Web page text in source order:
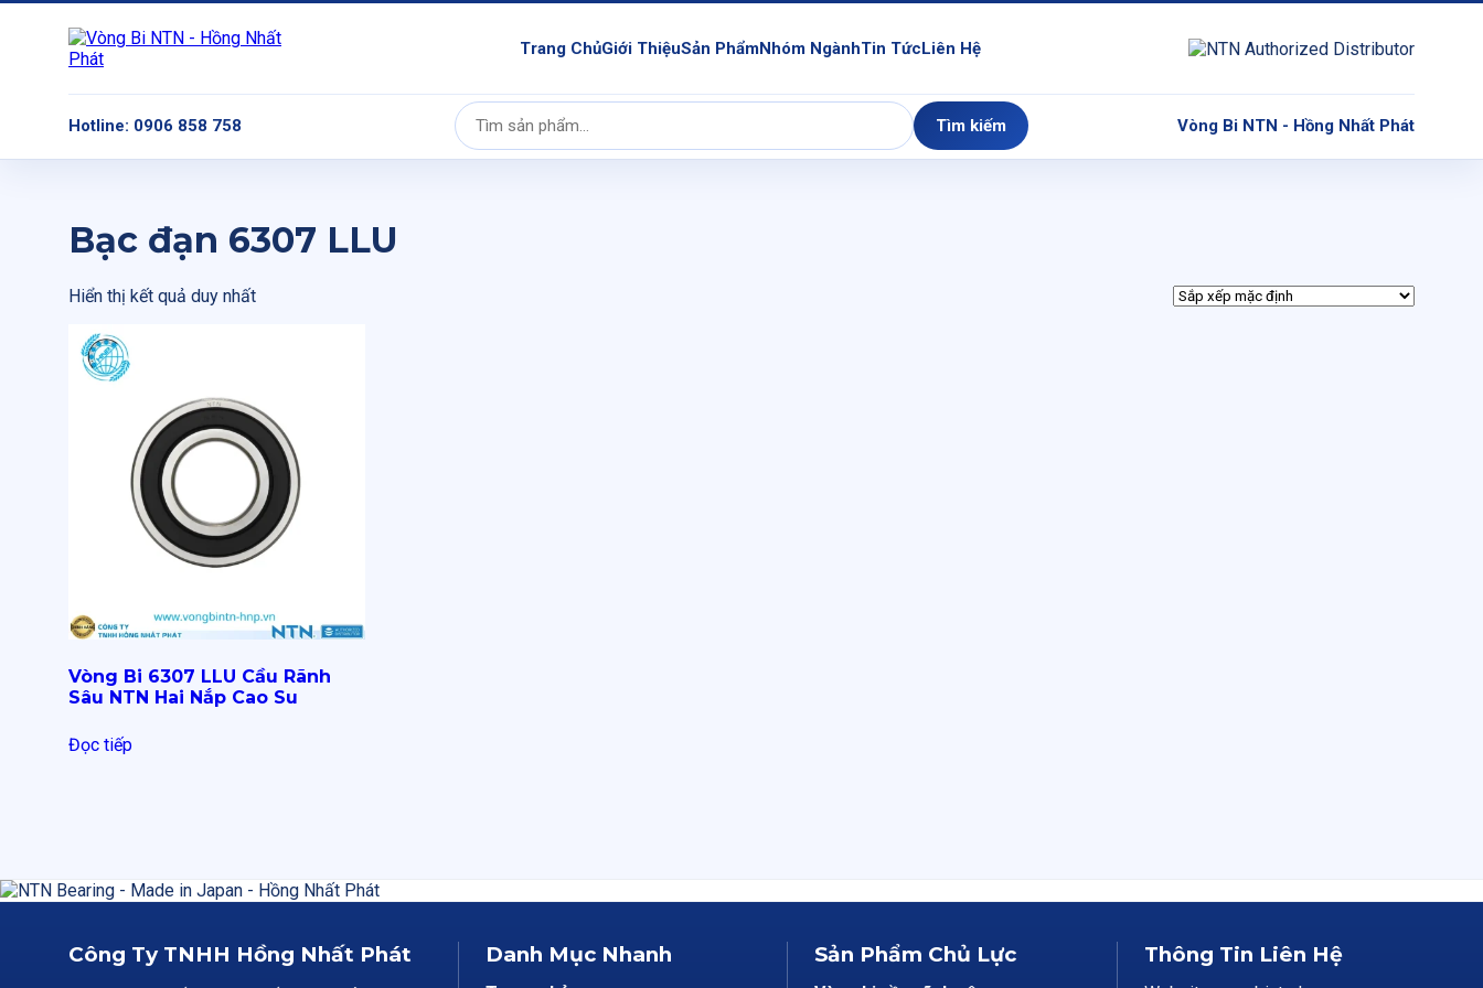
Trang ChủGiới ThiệuSản PhẩmNhóm NgànhTin TứcLiên Hệ
Hotline: 0906 858 758
Tìm
kiếm:
Tìm kiếm Vòng Bi NTN - Hồng Nhất Phát
Bạc đạn 6307 LLU
Hiển thị kết quả duy nhất
Vòng Bi 6307 LLU Cầu Rãnh
Sâu NTN Hai Nắp Cao Su
Đọc tiếp
Công Ty TNHH Hồng Nhất Phát Danh Mục Nhanh Sản Phẩm Chủ Lực Thông Tin Liên Hệ